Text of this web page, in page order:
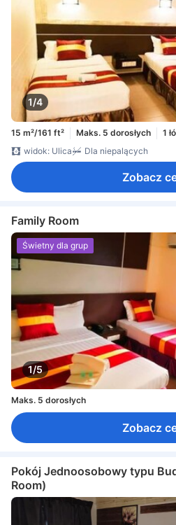
1/4
15 m²/161 ft² Maks. 5 dorosłych
1
widok: Ulica
Dla niepalących
Zobacz
Family Room
1/5
Świetny dla grup
Maks. 5 dorosłych
Zobacz
Pokój Jednoosobowy typu
Room)